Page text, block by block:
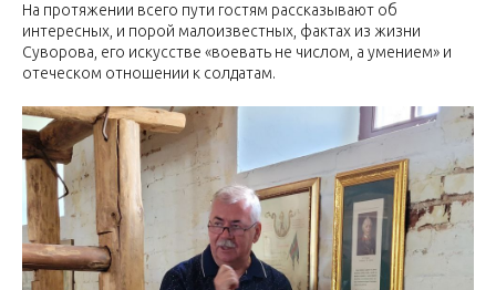
На протяжении всего пути гостям рассказывают об
интересных, и порой малоизвестных, фактах из жизни
Суворова, его искусстве «воевать не числом, а умением» и
отеческом отношении к солдатам.